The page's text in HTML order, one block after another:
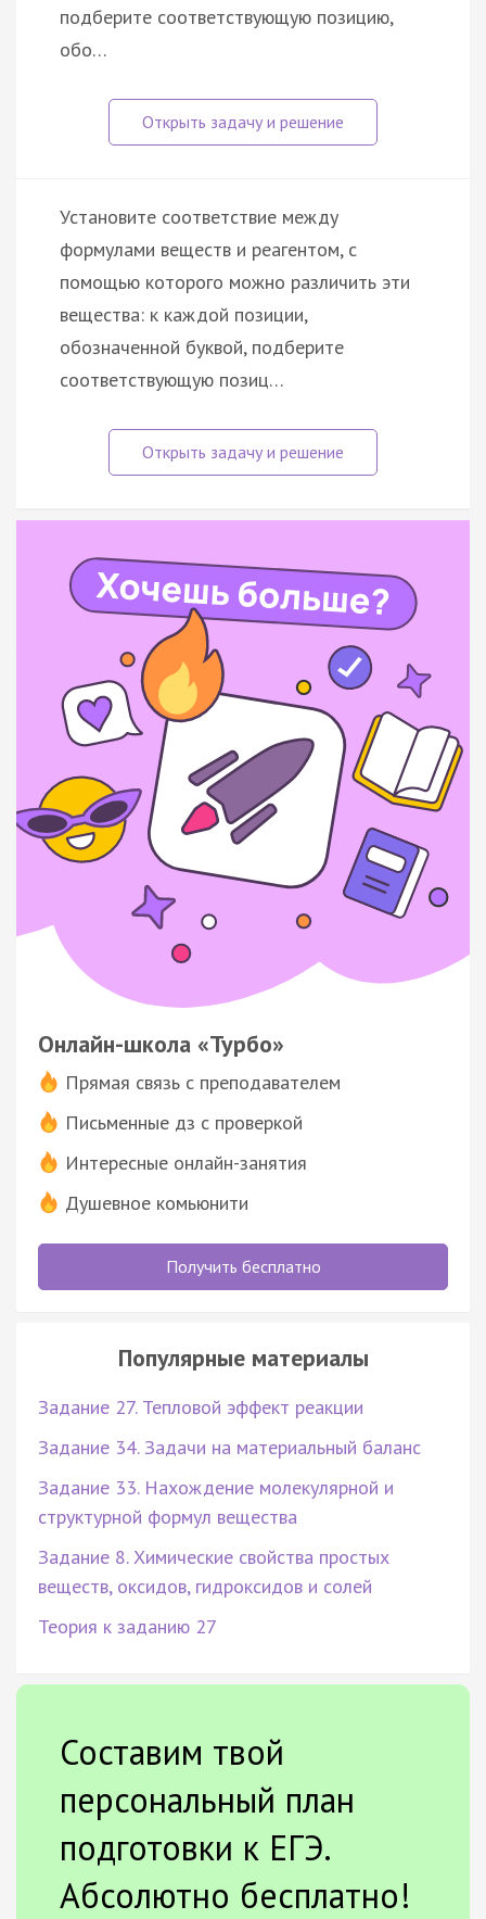
подберите соответствующую позицию,
обо…
Установите соответствие между
формулами веществ и реагентом, с
помощью которого можно различить эти
вещества: к каждой позиции,
обозначенной буквой, подберите
соответствующую позиц…
Онлайн-школа «Турбо»
Прямая связь с преподавателем
Письменные дз с проверкой
Интересные онлайн-занятия
Душевное комьюнити
Получить бесплатно
Популярные материалы
Задание 27. Тепловой эффект реакции
Задание 34. Задачи на материальный баланс
Задание 33. Нахождение молекулярной и
структурной формул вещества
Задание 8. Химические свойства простых
веществ, оксидов, гидроксидов и солей
Теория к заданию 27
Составим твой
персональный план
подготовки к ЕГЭ.
Абсолютно бесплатно!